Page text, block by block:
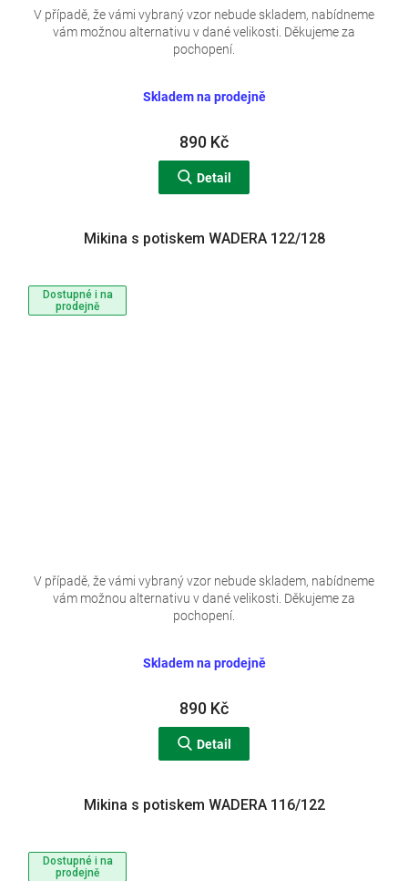
Skladem na prodejně
890 Kč
Detail
V případě, že vámi vybraný vzor nebude skladem, nabídneme
vám možnou alternativu v dané velikosti. Děkujeme za
pochopení.
Dostupné i na
prodejně
Mikina s potiskem WADERA 122/128
Skladem na prodejně
890 Kč
Detail
V případě, že vámi vybraný vzor nebude skladem, nabídneme
vám možnou alternativu v dané velikosti. Děkujeme za
pochopení.
Dostupné i na
prodejně
Mikina s potiskem WADERA 116/122